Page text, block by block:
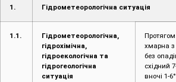
1. Гідрометеорологічна ситуація
1.1.
Гідрометеорологічна,
гідрохімічна,
гідроекологічна та
гідрогеологічна
ситуація
Протягом
хмарна з
без
східний
вночі 1-